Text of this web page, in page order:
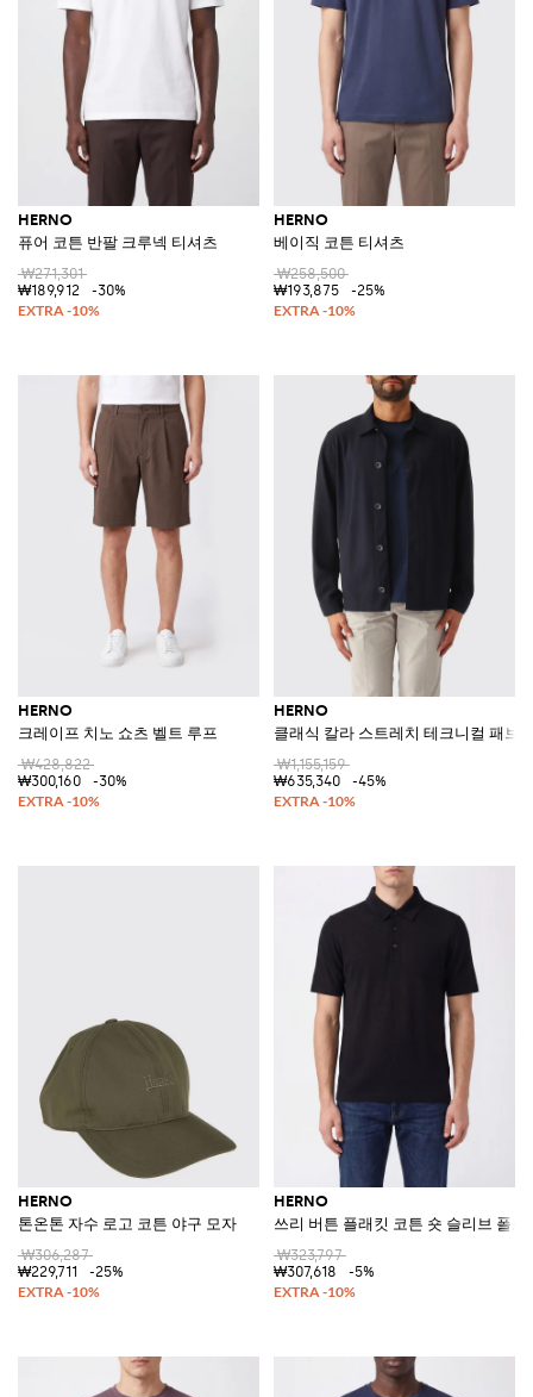
HERNO
퓨어 코튼 반팔 크루넥 티셔츠
₩271,301
₩189,912
-30%
HERNO
베이직 코튼 티셔츠
₩258,500
₩193,875
-25%
HERNO
크레이프 치노 쇼츠 벨트 루프
₩428,822
₩300,160
-30%
HERNO
클래식 칼라 스트레치 테크니컬 패브
₩1,155,159
₩635,340
-45%
HERNO
톤온톤 자수 로고 코튼 야구 모자
₩306,287
₩229,711
-25%
HERNO
쓰리 버튼 플래킷 코튼 숏 슬리브 폴로
₩323,797
₩307,618
-5%